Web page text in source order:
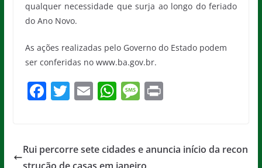
qualquer necessidade que surja ao longo do feriado
do Ano Novo.
As ações realizadas pelo Governo do Estado podem
ser conferidas no www.ba.gov.br.
F
e
T
er
E
l
W
s
M
a
Pr
Rui percorre sete cidades e anuncia início da recon